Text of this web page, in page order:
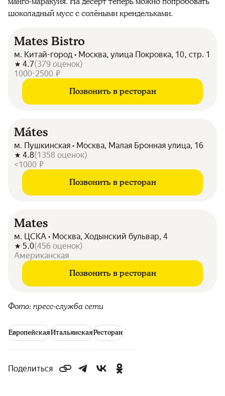
шоколадный мусс с солёными крендельками.
Mates Bistro
м. Китай-город • Москва, улица Покровка, 10, стр. 1
4.7(379 оценок)
1000-2500 ₽
Позвонить в ресторан
Mátes
м. Пушкинская • Москва, Малая Бронная улица, 16
4.8(1358 оценок)
<1000 ₽
Позвонить в ресторан
Mates
м. ЦСКА • Москва, Ходынский бульвар, 4
5.0(456 оценок)
Американская
Позвонить в ресторан
Фото: пресс-служба сети
ЕвропейскаяИтальянскаяРесторан
Поделиться